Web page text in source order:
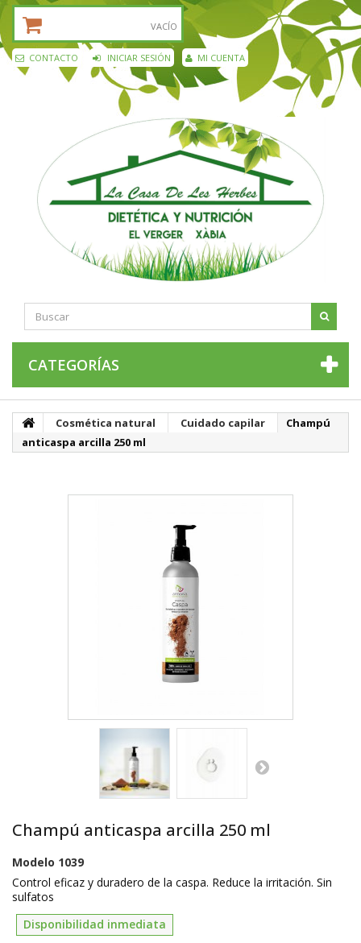
VACÍO
CONTACTO INICIAR SESIÓN MI CUENTA
CATEGORÍAS
Cosmética natural Cuidado capilar
Champú
anticaspa arcilla 250 ml
Champú anticaspa arcilla 250 ml
Modelo 1039
Control eficaz y duradero de la caspa. Reduce la irritación. Sin
sulfatos
Disponibilidad inmediata